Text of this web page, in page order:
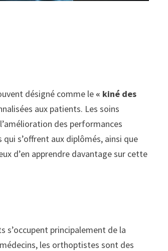
désigné comme le « kiné des
aux patients. Les soins
des performances
s’offrent aux diplômés, ainsi que
d’en apprendre davantage sur cette
s’occupent principalement de la
les orthoptistes sont des